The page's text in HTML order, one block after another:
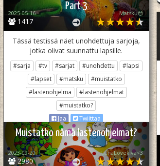
Part 3
1417
2025-05-16 Matsku😒
Tässä testissä näet unohdettuja sarjoja,
jotka olivat suunnattu lapsille.
#sarja #tv #sarjat #unohdettu
#lapsi
#lapset
#matsku
#muistatko
#lastenohjelma
#lastenohjelmat
#muistatko?
Jaa
Twiittaa
Muistatko nämä lastenohjelmat?
2980
2023-09-20 LunaLovekiva<3